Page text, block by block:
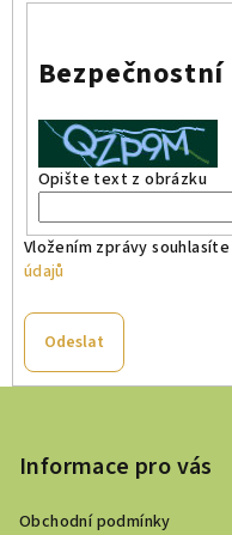
Opište text z obrázku
Vložením zprávy
údajů
Odeslat
Informace pro vás
Obchodní podmínky